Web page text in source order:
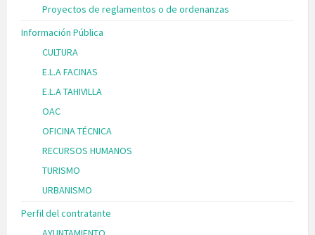
Proyectos de reglamentos o de ordenanzas
Información Pública
CULTURA
E.L.A FACINAS
E.L.A TAHIVILLA
OAC
OFICINA TÉCNICA
RECURSOS HUMANOS
TURISMO
URBANISMO
Perfil del contratante